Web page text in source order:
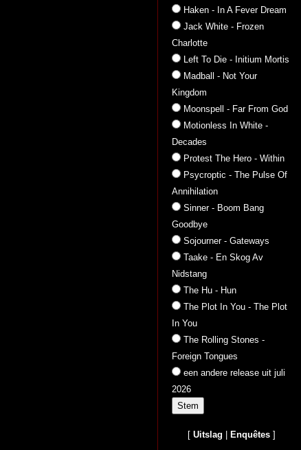
Haken - In A Fever Dream
Jack White - Frozen
Charlotte
Left To Die - Initium Mortis
Madball - Not Your
Kingdom
Moonspell - Far From God
Motionless In White -
Decades
Protest The Hero - Within
Psycroptic - The Pulse Of
Annihilation
Sinner - Boom Bang
Goodbye
Sojourner - Gateways
Taake - En Skog Av
Nidstang
The Hu - Hun
The Plot In You - The Plot
In You
The Rolling Stones -
Foreign Tongues
een andere release uit juli
2026
[Uitslag Enquêtes ]